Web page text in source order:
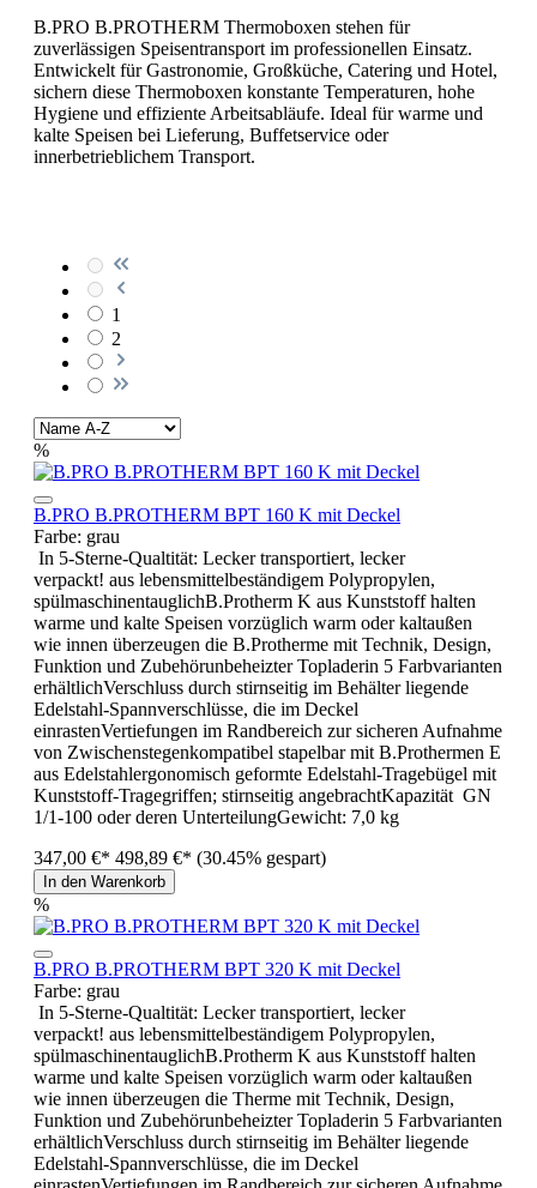
B.PRO B.PROTHERM Thermoboxen stehen für
zuverlässigen Speisentransport im professionellen Einsatz.
Entwickelt für Gastronomie, Großküche, Catering und Hotel,
sichern diese Thermoboxen konstante Temperaturen, hohe
Hygiene und effiziente Arbeitsabläufe. Ideal für warme und
kalte Speisen bei Lieferung, Buffetservice oder
innerbetrieblichem Transport.
1
2
%
B.PRO B.PROTHERM BPT 160 K mit Deckel
Farbe: grau
In 5-Sterne-Qualtität: Lecker transportiert, lecker
verpackt! aus lebensmittelbeständigem Polypropylen,
spülmaschinentauglichB.Protherm K aus Kunststoff halten
warme und kalte Speisen vorzüglich warm oder kaltaußen
wie innen überzeugen die B.Protherme mit Technik, Design,
Funktion und Zubehörunbeheizter Topladerin 5 Farbvarianten
erhältlichVerschluss durch stirnseitig im Behälter liegende
Edelstahl-Spannverschlüsse, die im Deckel
einrastenVertiefungen im Randbereich zur sicheren Aufnahme
von Zwischenstegenkompatibel stapelbar mit B.Prothermen E
aus Edelstahlergonomisch geformte Edelstahl-Tragebügel mit
Kunststoff-Tragegriffen; stirnseitig angebrachtKapazität GN
1/1-100 oder deren UnterteilungGewicht: 7,0 kg
347,00 €* 498,89 €* (30.45% gespart)
In den Warenkorb
%
B.PRO B.PROTHERM BPT 320 K mit Deckel
Farbe: grau
In 5-Sterne-Qualtität: Lecker transportiert, lecker
verpackt! aus lebensmittelbeständigem Polypropylen,
spülmaschinentauglichB.Protherm K aus Kunststoff halten
warme und kalte Speisen vorzüglich warm oder kaltaußen
wie innen überzeugen die Therme mit Technik, Design,
Funktion und Zubehörunbeheizter Topladerin 5 Farbvarianten
erhältlichVerschluss durch stirnseitig im Behälter liegende
Edelstahl-Spannverschlüsse, die im Deckel